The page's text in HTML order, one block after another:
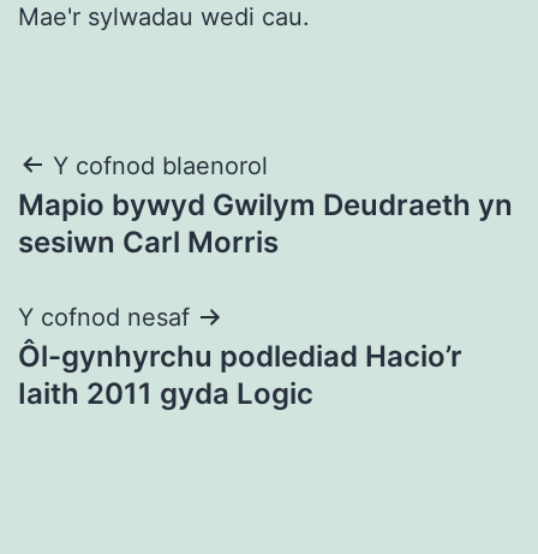
Mae'r sylwadau wedi cau.
Llywio
cofnod
Y cofnod blaenorol
Mapio bywyd Gwilym Deudraeth yn
sesiwn Carl Morris
Y cofnod nesaf
Ôl-gynhyrchu podlediad Hacio’r
Iaith 2011 gyda Logic